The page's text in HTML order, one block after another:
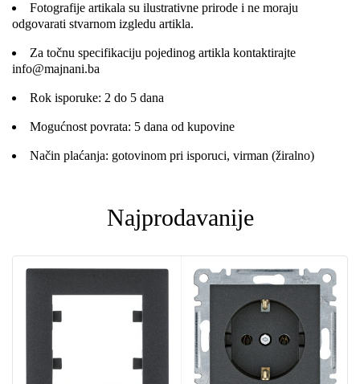
Fotografije artikala su ilustrativne prirode i ne moraju
odgovarati stvarnom izgledu artikla.
Za točnu specifikaciju pojedinog artikla kontaktirajte
info@majnani.ba
Rok isporuke: 2 do 5 dana
Mogućnost povrata: 5 dana od kupovine
Način plaćanja: gotovinom pri isporuci, virman (žiralno)
Najprodavanije